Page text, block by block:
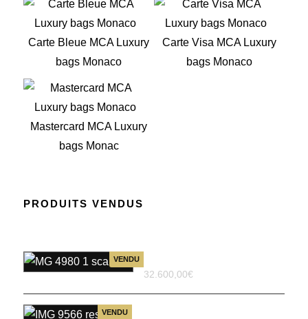
Carte Bleue MCA Luxury
bags Monaco
Carte Visa MCA Luxury
bags Monaco
Mastercard MCA Luxury
bags Monac
PRODUITS VENDUS
VENDU
32.600,00€
VENDU